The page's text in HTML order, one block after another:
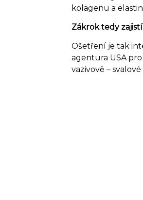
kolagenu a
Zákrok tedy
Ošetření je tak
agentura USA
vazivově –